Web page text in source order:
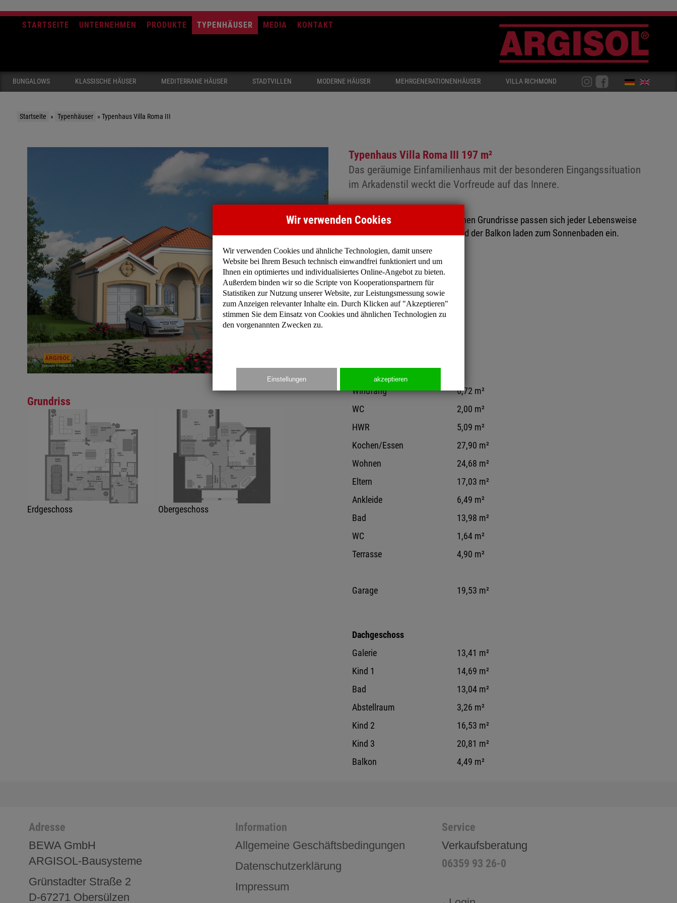
STARTSEITE UNTERNEHMEN PRODUKTE TYPENHÄUSER MEDIA KONTAKT
BUNGALOWS KLASSISCHE HÄUSER MEDITERRANE HÄUSER STADTVILLEN MODERNE HÄUSER MEHRGENERATIONENHÄUSER VILLA RICHMOND
Startseite » Typenhäuser »Typenhaus Villa Roma III
Grundriss
Erdgeschoss Obergeschoss
Typenhaus Villa Roma III 197 m²
Das geräumige Einfamilienhaus mit der besonderen Eingangssituation
im Arkadenstil weckt die Vorfreude auf das Innere.
Die variablen und offengehaltenen Grundrisse passen sich jeder Lebensweise
an. Die geschützte Terrasse und der Balkon laden zum Sonnenbaden ein.
Preisinformation
Windfang
6,72 m²
WC
2,00 m²
HWR
5,09 m²
Kochen/Essen
27,90 m²
Wohnen
24,68 m²
Eltern
17,03 m²
Ankleide
6,49 m²
Bad
13,98 m²
WC
1,64 m²
Terrasse
4,90 m²
Garage 19,53 m²
Dachgeschoss
Galerie
13,41 m²
Kind 1
14,69 m²
Bad
13,04 m²
Abstellraum
3,26 m²
Kind 2
16,53 m²
Kind 3
20,81 m²
Balkon
4,49 m²
Adresse
BEWA GmbH
ARGISOL-Bausysteme
Grünstadter Straße 2
D-67271 Obersülzen
Information
Allgemeine Geschäftsbedingungen
Datenschutzerklärung
Impressum
Service
Verkaufsberatung
06359 93 26-0
Wir verwenden Cookies
Wir verwenden Cookies und ähnliche Technologien, damit unsere
Website bei Ihrem Besuch technisch einwandfrei funktioniert und um
Ihnen ein optimiertes und individualisiertes Online-Angebot zu bieten.
Außerdem binden wir so die Scripte von Kooperationspartnern für
Statistiken zur Nutzung unserer Website, zur Leistungsmessung sowie
zum Anzeigen relevanter Inhalte ein. Durch Klicken auf "Akzeptieren"
stimmen Sie dem Einsatz von Cookies und ähnlichen Technologien zu
den vorgenannten Zwecken zu.
Einstellungen akzeptieren